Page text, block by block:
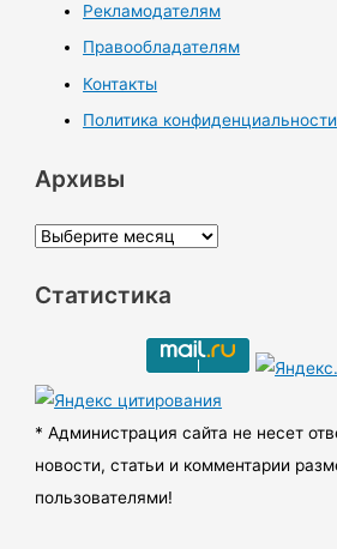
Рекламодателям
Правообладателям
Контакты
Политика конфиденциальности
Архивы
А
х
ы
Статистика
* Администрация сайта не несет
новости, статьи и комментарии
пользователями!